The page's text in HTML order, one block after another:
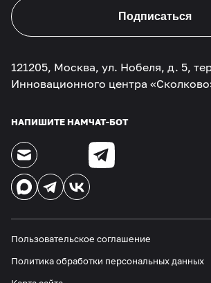
Подписаться
121205, Москва, ул. Нобеля, д. 5,
Инновационного центра
НАПИШИТЕ НАМЧАТ-БОТ
Пользовательское соглашение
Политика обработки персональных данных